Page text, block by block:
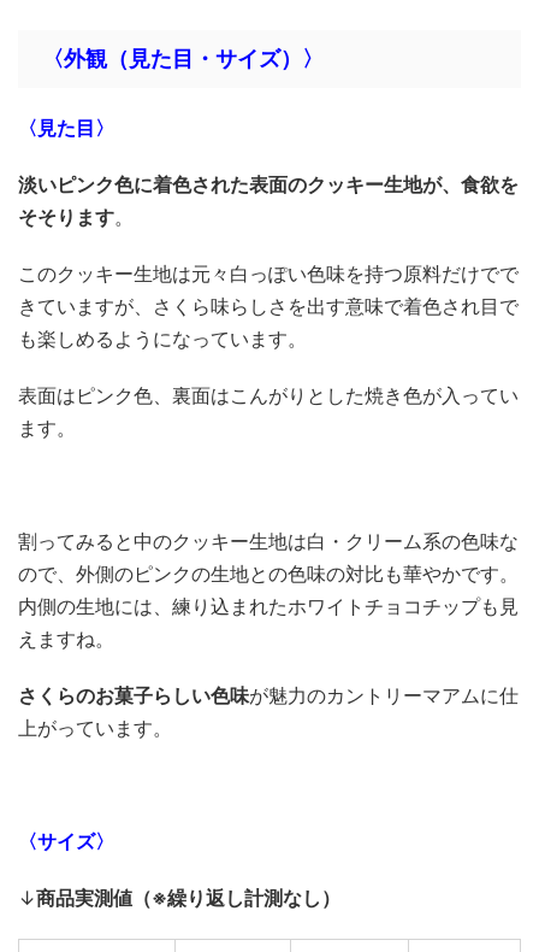
〈外観（見た目・サイズ）〉
〈見た目〉
淡いピンク色に着色された表面のクッキー生地が、食欲を
そそります。
このクッキー生地は元々白っぽい色味を持つ原料だけでで
きていますが、さくら味らしさを出す意味で着色され目で
も楽しめるようになっています。
表面はピンク色、裏面はこんがりとした焼き色が入ってい
ます。
割ってみると中のクッキー生地は白・クリーム系の色味な
ので、外側のピンクの生地との色味の対比も華やかです。
内側の生地には、練り込まれたホワイトチョコチップも見
えますね。
さくらのお菓子らしい色味が魅力のカントリーマアムに仕
上がっています。
〈サイズ〉
↓商品実測値（※繰り返し計測なし）